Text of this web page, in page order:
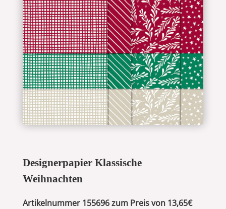
Designerpapier Klassische
Weihnachten
Artikelnummer 155696 zum Preis von 13,65€